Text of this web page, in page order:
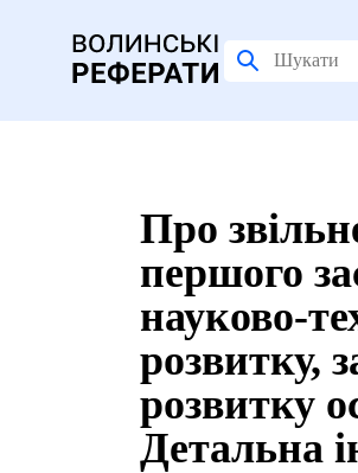
Про
першого
науково-
розвитку,
розвитку
Детальна